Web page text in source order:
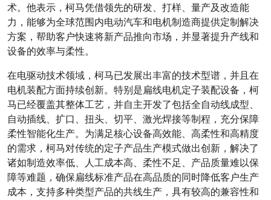
术。他表示，柯马凭借领先的研发、打样、量产及改造能
力，能够为全球范围内电动汽车和电机制造商提供定制解决
方案，帮助客户快速将新产品推向市场，并显著提升产线和
设备的效率与柔性。
在电驱动技术领域，柯马已发展出丰富的技术型谱，并且在
电机装配方面持续创新。特别是扁线电机定子装配设备，柯
马已经覆盖其整体工艺，并自主开发了包括全自动线成型、
自动插线、扩口、扭头、切平、激光焊接等制程，充分保障
柔性智能化生产。为满足核心设备高效能、高柔性和高精度
的需求，柯马对传统的定子产品生产模式做出创新，解决了
诸如制造效率低、人工成本高、柔性不足、产品质量难以保
障等难题，确保扁线标准产品在高品质的同时降低客户生产
成本，支持多种类型产品的共线生产，具有较高的兼容性和